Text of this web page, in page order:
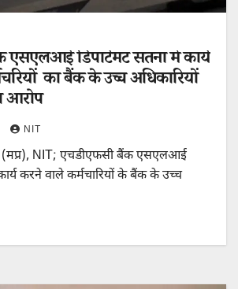
डिपार्टमंट सतना में कार्य
का बैंक के उच्च अधिकारियों
आरोप
NIT
(मप्र), NIT; ​एचडीएफसी बैंक एसएलआई
करने वाले कर्मचारियों के बैंक के उच्च